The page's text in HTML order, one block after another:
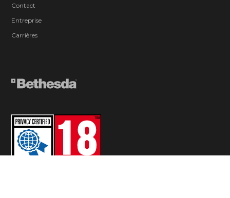
Contact
Entreprise
Carrières